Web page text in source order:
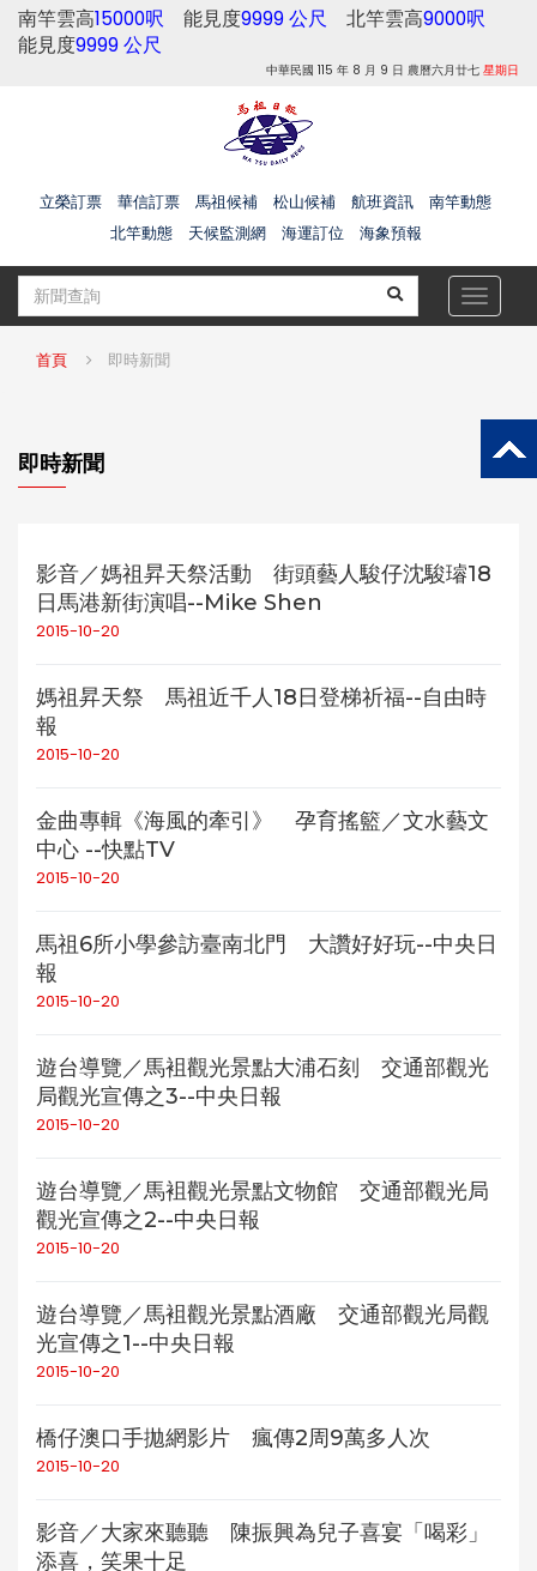
南竿雲高15000呎 能見度9999 公尺 北竿雲高9000呎
能見度9999 公尺
中華民國 115 年 8 月 9 日 農曆六月廿七 星期日
立榮訂票 華信訂票 馬祖候補 松山候補 航班資訊
南竿動態
北竿動態
天候監測網 海運訂位 海象預報
Toggle
首頁 即時新聞
即時新聞
影音／媽祖昇天祭活動 街頭藝人駿仔沈駿璿18
日馬港新街演唱--Mike Shen
2015-10-20
媽祖昇天祭 馬祖近千人18日登梯祈福--自由時
報
2015-10-20
金曲專輯《海風的牽引》 孕育搖籃／文水藝文
中心 --快點TV
2015-10-20
馬祖6所小學參訪臺南北門 大讚好好玩--中央日
報
2015-10-20
遊台導覽／馬袓觀光景點大浦石刻 交通部觀光
局觀光宣傳之3--中央日報
2015-10-20
遊台導覽／馬袓觀光景點文物館 交通部觀光局
觀光宣傳之2--中央日報
2015-10-20
遊台導覽／馬袓觀光景點酒廠 交通部觀光局觀
光宣傳之1--中央日報
2015-10-20
橋仔澳口手拋網影片 瘋傳2周9萬多人次
2015-10-20
影音／大家來聽聽 陳振興為兒子喜宴「喝彩」
添喜，笑果十足